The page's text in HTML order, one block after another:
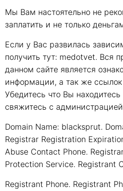
Мы Вам настоятельно не
заплатить и не только
Если у Вас развилась
получить тут: medotvet. Вся
данном сайте является
информации, а так же
Убедитесь что Вы
свяжитесь с
Domain Name: blacksprut.
Registrar Registration
Abuse Contact Phone.
Protection Service. Registrant
Registrant Phone. Registrant